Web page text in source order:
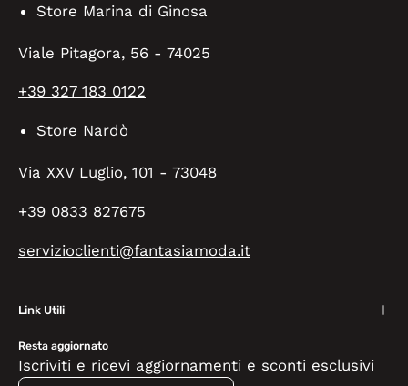
Store Marina di Ginosa
Viale Pitagora, 56 - 74025
+39 327 183 0122
Store Nardò
Via XXV Luglio, 101 - 73048
+39 0833 827675
servizioclienti@fantasiamoda.it
Link Utili
Resta aggiornato
Iscriviti e ricevi aggiornamenti e sconti esclusivi